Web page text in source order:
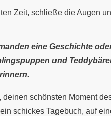
Zeit, schließe die Augen
eine Geschichte
und
schönsten Moment
schickes Tagebuch, auf